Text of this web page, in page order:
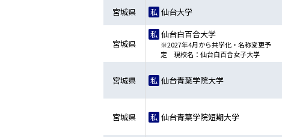
宮城県 仙台大学
宮城県
仙台白百合大学
※2027年4月から共学化・名称変更予
定 現校名：仙台白百合女子大学
宮城県 仙台青葉学院大学
宮城県 仙台青葉学院短期大学